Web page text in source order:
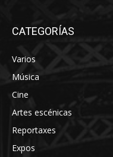
CATEGORÍAS
Varios
Música
Cine
Artes escénicas
Reportaxes
Expos